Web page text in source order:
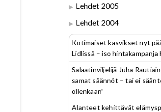
Lehdet 2005
Lehdet 2004
Kotimaiset kasvikset nyt
Lidlissä – iso hintakampanja
Salaatinviljelijä Juha
samat säännöt – tai ei
ollenkaan”
Alanteet kehittävät